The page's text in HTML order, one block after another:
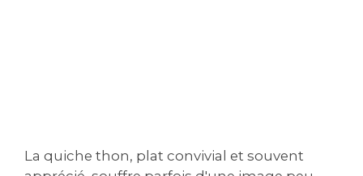
La quiche thon, plat convivial et souvent